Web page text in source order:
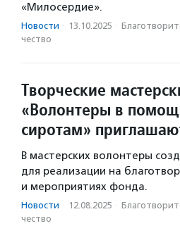
«Милосердие».
Новости · 13.10.2025 ·
чест­во
Творческие
«Волонтеры в
сиротам»
В мастерских волонтеры
для реализации на
и мероприятиях фонда.
Новости · 12.08.2025 ·
чест­во